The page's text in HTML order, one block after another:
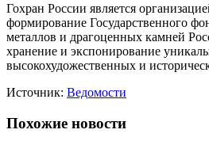
Гохран России является
формирование Государственного
металлов и драгоценных камней
хранение и экспонирование
высокохудожественных и
Источник: Ведомости
Похожие новости